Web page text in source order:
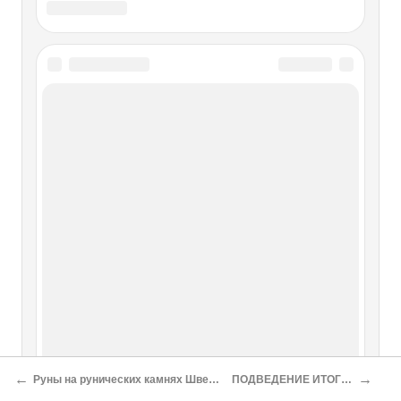
Картография
Картография Географические карты – один из главных
реализована в
← Руны на рунических камнях Швеции ПОДВЕДЕНИЕ ИТОГОВ →